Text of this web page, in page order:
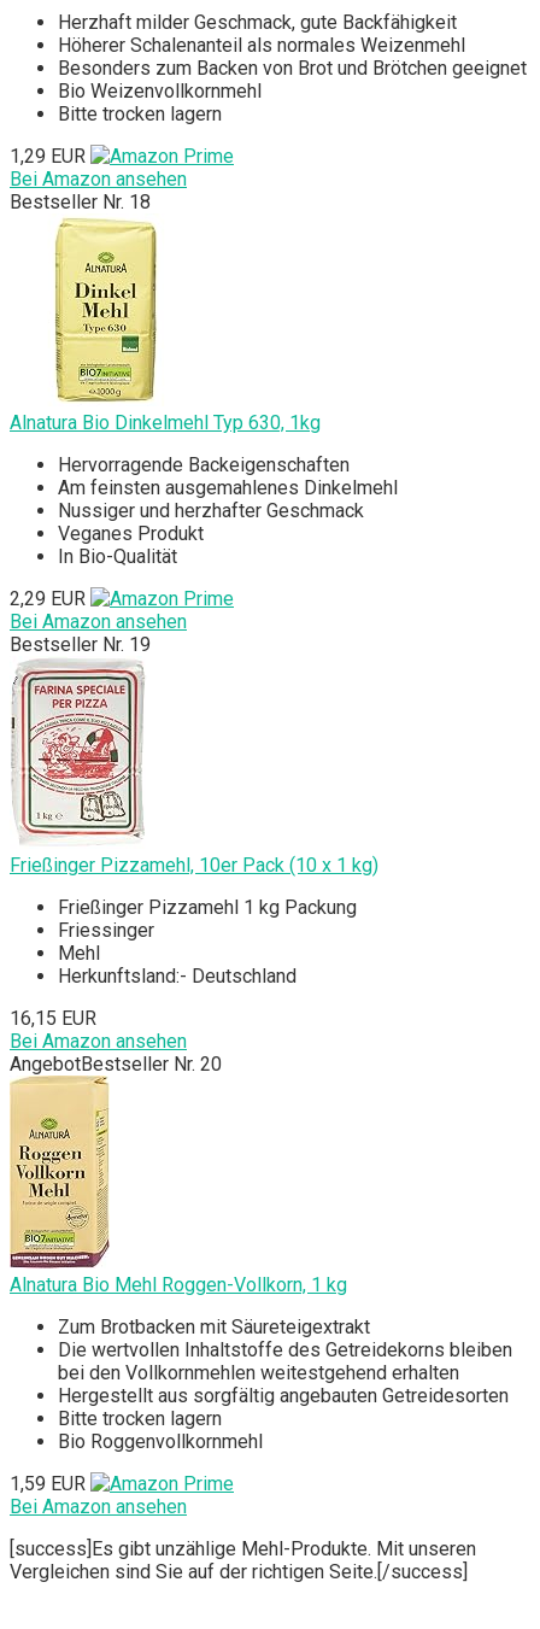
Herzhaft milder Geschmack, gute Backfähigkeit
Höherer Schalenanteil als normales Weizenmehl
Besonders zum Backen von Brot und Brötchen geeignet
‎Bio Weizenvollkornmehl
‎Bitte trocken lagern
1,29 EUR
Bei Amazon ansehen
Bestseller Nr. 18
Alnatura Bio Dinkelmehl Typ 630, 1kg
Hervorragende Backeigenschaften
Am feinsten ausgemahlenes Dinkelmehl
Nussiger und herzhafter Geschmack
Veganes Produkt
In Bio-Qualität
2,29 EUR
Bei Amazon ansehen
Bestseller Nr. 19
Frießinger Pizzamehl, 10er Pack (10 x 1 kg)
Frießinger Pizzamehl 1 kg Packung
Friessinger
Mehl
Herkunftsland:- Deutschland
16,15 EUR
Bei Amazon ansehen
AngebotBestseller Nr. 20
Alnatura Bio Mehl Roggen-Vollkorn, 1 kg
Zum Brotbacken mit Säureteigextrakt
Die wertvollen Inhaltstoffe des Getreidekorns bleiben
bei den Vollkornmehlen weitestgehend erhalten
Hergestellt aus sorgfältig angebauten Getreidesorten
Bitte trocken lagern
Bio Roggenvollkornmehl
1,59 EUR
Bei Amazon ansehen
[success]Es gibt unzählige Mehl-Produkte. Mit unseren
Vergleichen sind Sie auf der richtigen Seite.[/success]